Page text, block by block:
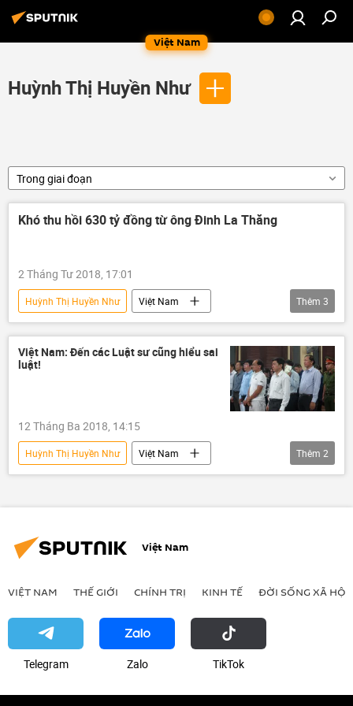
Việt Nam
Huỳnh Thị Huyền Như
Trong giai đoạn
Khó thu hồi 630 tỷ đồng từ ông Đinh La Thăng
2 Tháng Tư 2018, 17:01
Huỳnh Thị Huyền Như
Việt Nam
Đinh La Thăng
PVN Oceanbank
Thêm 3
Việt Nam: Đến các Luật sư cũng hiểu sai
luật!
12 Tháng Ba 2018, 14:15
Huỳnh Thị Huyền Như
Việt Nam
Kinh doanh
Navibank
Thêm 2
Việt Nam
VIỆT NAM THẾ GIỚI CHÍNH TRỊ KINH TẾ ĐỜI SỐNG XÃ HỘI
Telegram Zalo ТikТоk